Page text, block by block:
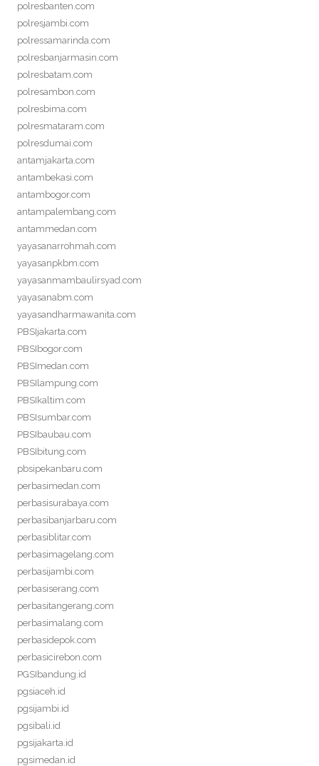
polresbanten.com
polresjambi.com
polressamarinda.com
polresbanjarmasin.com
polresbatam.com
polresambon.com
polresbima.com
polresmataram.com
polresdumai.com
antamjakarta.com
antambekasi.com
antambogor.com
antampalembang.com
antammedan.com
yayasanarrohmah.com
yayasanpkbm.com
yayasanmambaulirsyad.com
yayasanabm.com
yayasandharmawanita.com
PBSIjakarta.com
PBSIbogor.com
PBSImedan.com
PBSIlampung.com
PBSIkaltim.com
PBSIsumbar.com
PBSIbaubau.com
PBSIbitung.com
pbsipekanbaru.com
perbasimedan.com
perbasisurabaya.com
perbasibanjarbaru.com
perbasiblitar.com
perbasimagelang.com
perbasijambi.com
perbasiserang.com
perbasitangerang.com
perbasimalang.com
perbasidepok.com
perbasicirebon.com
PGSIbandung.id
pgsiaceh.id
pgsijambi.id
pgsibali.id
pgsijakarta.id
pgsimedan.id